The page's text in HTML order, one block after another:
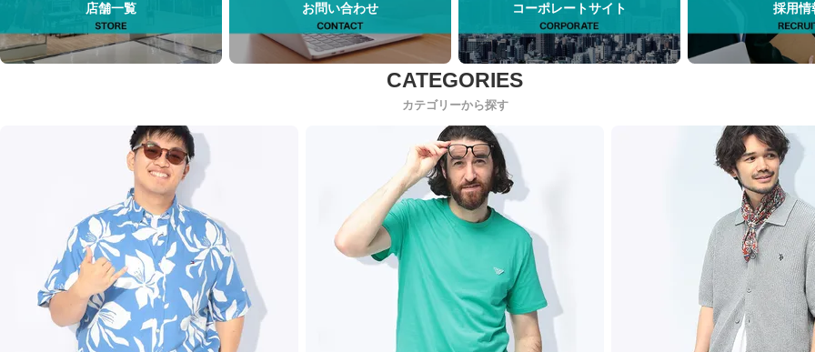
店舗一覧 お問い合わせ コーポレートサイト 採用情
カテゴリーから探す